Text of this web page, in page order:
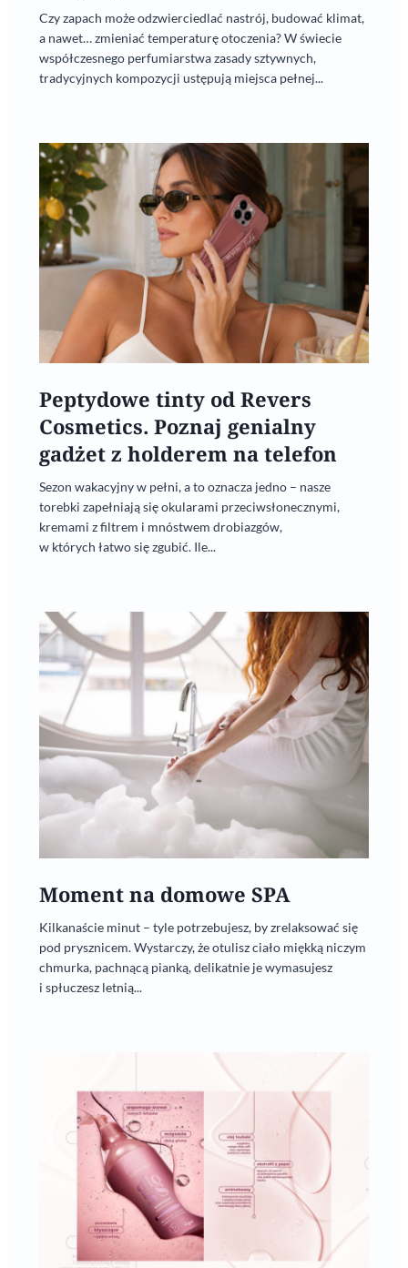
Czy zapach może odzwierciedlać nastrój, budować klimat,
a nawet… zmieniać temperaturę otoczenia? W świecie
współczesnego perfumiarstwa zasady sztywnych,
tradycyjnych kompozycji ustępują miejsca pełnej...
Peptydowe tinty od Revers
Cosmetics. Poznaj genialny
gadżet z holderem na telefon
Sezon wakacyjny w pełni, a to oznacza jedno – nasze
torebki zapełniają się okularami przeciwsłonecznymi,
kremami z filtrem i mnóstwem drobiazgów,
w których łatwo się zgubić. Ile...
Moment na domowe SPA
Kilkanaście minut – tyle potrzebujesz, by zrelaksować się
pod prysznicem. Wystarczy, że otulisz ciało miękką niczym
chmurka, pachnącą pianką, delikatnie je wymasujesz
i spłuczesz letnią...